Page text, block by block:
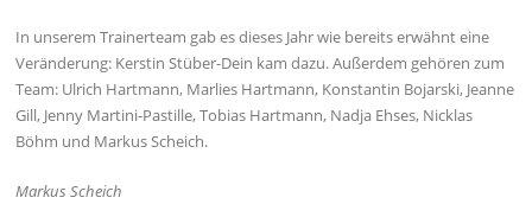
In unserem Trainerteam gab es dieses Jahr wie bereits erwähnt eine
Veränderung: Kerstin Stüber-Dein kam dazu. Außerdem gehören zum
Team: Ulrich Hartmann, Marlies Hartmann, Konstantin Bojarski, Jeanne
Gill, Jenny Martini-Pastille, Tobias Hartmann, Nadja Ehses, Nicklas
Böhm und Markus Scheich.
Markus Scheich